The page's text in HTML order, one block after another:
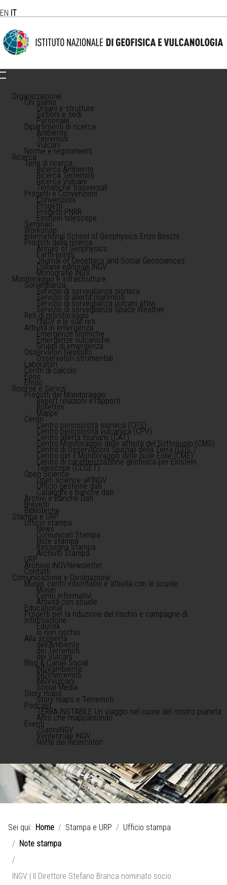
EN IT
Organizzazione
Chi siamo
Organi e strutture
Sezioni e sedi
Personale
Dipartimenti di ricerca
Ambiente
Terremoti
Vulcani
Norme e regolamenti
Ricerca
Temi di ricerca
Ricerca Ambiente
Ricerca Terremoti
Ricerca Vulcani
Tematiche trasversali
Progetti e Convenzioni
Convenzioni
Progetti
Progetti PNRR
Einstein telescope
Seminari
Workshop
International School of Geophysics Enzo Boschi
Prodotti della ricerca
Annals of Geophysics
Earth-prints
Journal of Geoethics and Social Geosciences
Collane editoriali INGV
Monografie INGV
Monitoraggio e infrastrutture
Sorveglianza
Servizio di sorveglianza sismica
Servizio di allerta maremoti
Servizio di sorveglianza vulcani attivi
Servizio di sorveglianza Space Weather
Reti di monitoraggio
l'INGV e le sue reti
Attività in emergenza
Emergenze sismiche
Emergenze vulcaniche
Gruppi di emergenza
Osservatori Geofisici
Osservatori strumentali
Laboratori
Centri di calcolo
Epos
Emso
Risorse e Servizi
Prodotti del Monitoraggio
Report relazioni e rapporti
Bollettini
Mappe
Centri
Centro pericolosità sismica (CPS)
Centro pericolosità vulcanica (CPV)
Centro allerta tsunami (CAT)
Centro Monitoraggio delle attività del Sottosuolo (CMS)
Centro di Osservazioni Spaziali della Terra (COS )
Centro per il Monitoraggio delle Isole Eolie (CME)
Centro di caratterizzazione geofisica per Einstein
Telescope (CCGET)
Open Science
Open science all'INGV
Ufficio gestione dati
Cataloghi e banche dati
Archivi e Banche Dati
Brevetti
Biblioteche
Stampa e URP
Ufficio stampa
News
Comunicati Stampa
Note stampa
Rassegna stampa
Archivio Stampa
URP
Archivio INGVNewsletter
Contatti
Comunicazione e Divulgazione
Musei, centri informativi e attività con le scuole
Musei
Centri informativi
Attività con scuole
Educational
Progetti per la riduzione del rischio e campagne di
informazione
Edurisk
Io non rischio
Alla scoperta
dell'Ambiente
dei Terremoti
dei Vulcani
Blog & Canali Social
INGVambiente
INGVterremoti
INGVvulcani
Social Media
Story maps
Story maps e Terremoti
Podcast
TERRA INSTABILE Un viaggio nel cuore del nostro pianeta
Altro che mappamondo
Eventi
25anniINGV
Ventennale INGV
Notte dei Ricercatori
Sei qui: Home Stampa e URP
Ufficio stampa
Note stampa
INGV | Il Direttore Stefano Branca nominato socio